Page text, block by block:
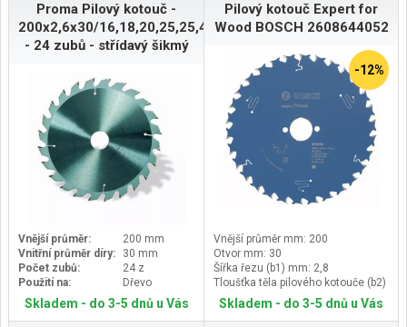
Proma Pilový kotouč -
200x2,6x30/16,18,20,25,25,4
- 24 zubů - střídavý šikmý
Vnější průměr:
200 mm
Vnitřní průměr díry:
30 mm
Počet zubů:
24 z
Použití na:
Dřevo
Skladem - do 3-5 dnů u Vás
Pilový kotouč Expert for
Wood BOSCH 2608644052
-12%
Vnější průměr mm: 200
Otvor mm: 30
Šířka řezu (b1) mm: 2,8
Tloušťka těla pilového kotouče (b2)
mm: 1,8
Skladem - do 3-5 dnů u Vás